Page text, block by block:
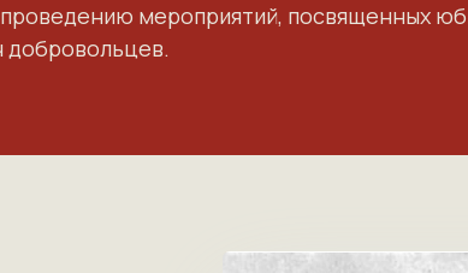
мероприятий, посвященных
добровольцев.